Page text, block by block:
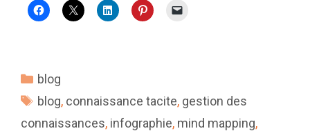
Catégories
blog
Étiquettes
blog, connaissance tacite, gestion des
connaissances, infographie, mind mapping,